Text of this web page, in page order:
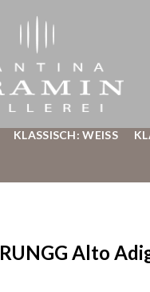
KLASSISCH: WEISS
RUNGG Alto